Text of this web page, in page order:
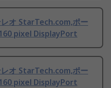
オ StarTech.com,ポー
pixel DisplayPort
オ StarTech.com,ポー
pixel DisplayPort